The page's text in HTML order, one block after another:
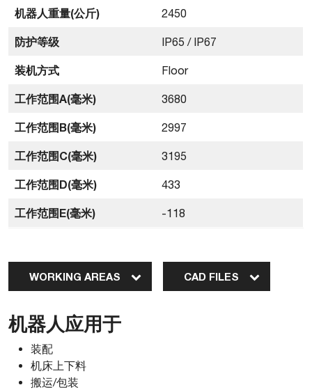
机器人重量(公斤) 2450
防护等级 IP65 / IP67
装机方式 Floor
工作范围A(毫米) 3680
工作范围B(毫米) 2997
工作范围C(毫米) 3195
工作范围D(毫米) 433
工作范围E(毫米) -118
WORKING AREAS CAD FILES
机器人应用于
装配
机床上下料
搬运/包装